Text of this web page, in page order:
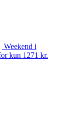
Weekend i
kun 1271 kr.